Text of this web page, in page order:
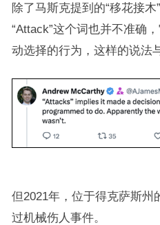
除了马斯克提到的“移花接木
“Attack”这个词也并不准确
动选择的行为，这样的说法
但2021年，位于得克萨斯州
过机械伤人事件。